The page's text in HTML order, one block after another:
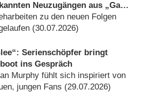
Neuzugängen aus „Game
und „Outlander“
zu den neuen Folgen
(30.07.2026)
Serienschöpfer bringt
ins Gespräch
Murphy fühlt sich inspiriert von
jungen Fans (29.07.2026)